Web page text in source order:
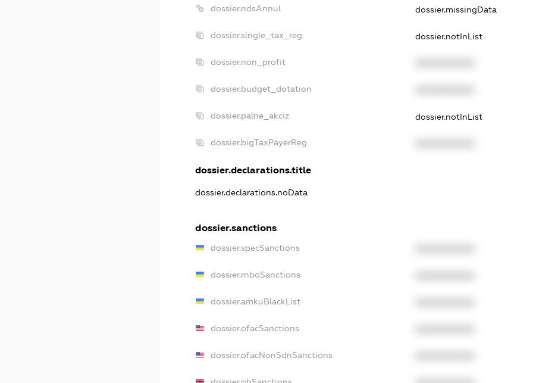
dossier.ndsAnnul dossier.missingData
dossier.single_tax_reg dossier.notInList
dossier.non_profit
dossier.budget_dotation
dossier.palne_akciz dossier.notInList
dossier.bigTaxPayerReg
dossier.declarations.title
dossier.declarations.noData
dossier.sanctions
dossier.specSanctions
dossier.rnboSanctions
dossier.amkuBlackList
dossier.ofacSanctions
dossier.ofacNonSdnSanctions